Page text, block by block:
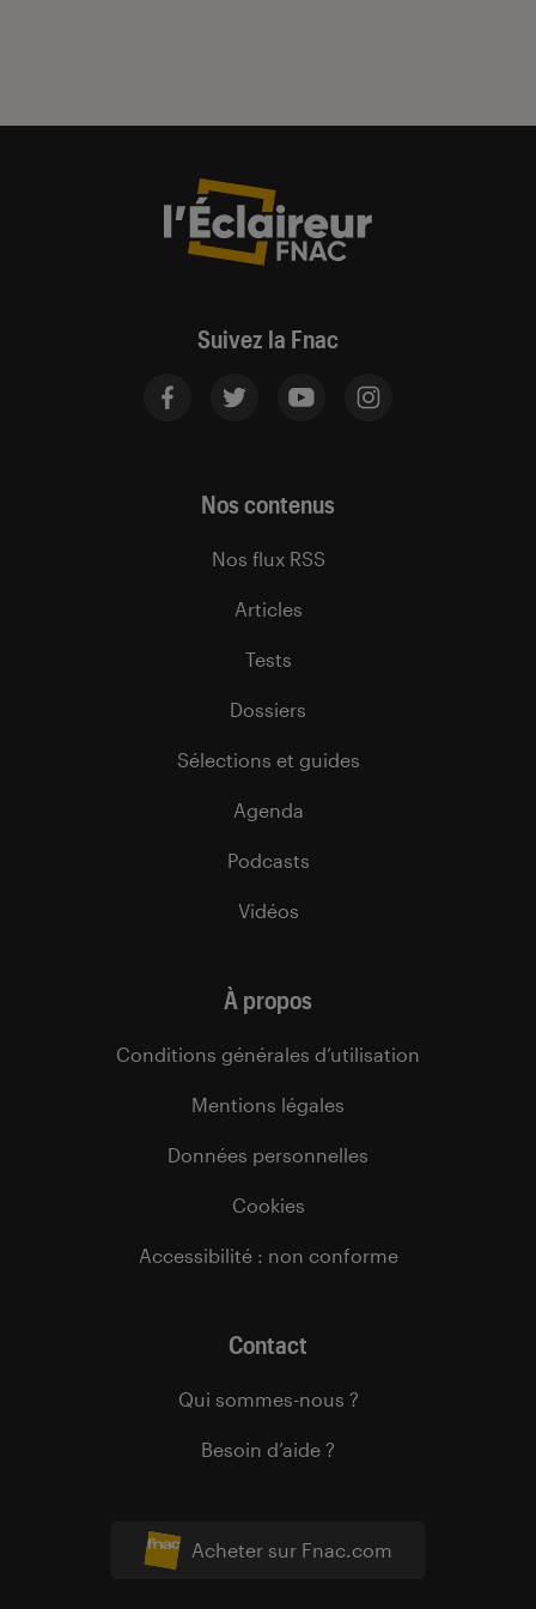
Suivez la Fnac
Acheter sur Fnac.com
Nos contenus
Nos flux RSS
Articles
Tests
Dossiers
Sélections et guides
Agenda
Podcasts
Vidéos
À propos
Conditions générales d’utilisation
Mentions légales
Données personnelles
Cookies
Accessibilité : non conforme
Contact
Qui sommes-nous ?
Besoin d’aide ?